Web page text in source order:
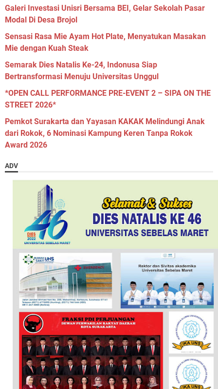
Galeri Investasi Unisri Bersama BEI, Gelar Sekolah Pasar
Modal Di Desa Brojol
Sensasi Rasa Mie Ayam Hot Plate, Menyatukan Masakan
Mie dengan Kuah Steak
Semarak Dies Natalis Ke-24, Indonusa Siap
Bertransformasi Menuju Universitas Unggul
*OPEN CALL PERFORMANCE PRE-EVENT 2 – SIPA ON THE
STREET 2026*
Pemkot Surakarta dan Yayasan KAKAK Melindungi Anak
dari Rokok, 6 Nominasi Kampung Keren Tanpa Rokok
Award 2026
ADV